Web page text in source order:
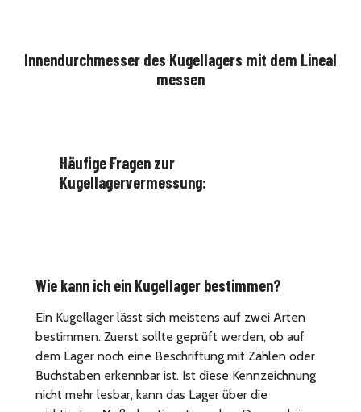
Innendurchmesser des Kugellagers mit dem Lineal
messen
Häufige Fragen zur
Kugellagervermessung:
Wie kann ich ein Kugellager bestimmen?
Ein Kugellager lässt sich meistens auf zwei Arten
bestimmen. Zuerst sollte geprüft werden, ob auf
dem Lager noch eine Beschriftung mit Zahlen oder
Buchstaben erkennbar ist. Ist diese Kennzeichnung
nicht mehr lesbar, kann das Lager über die